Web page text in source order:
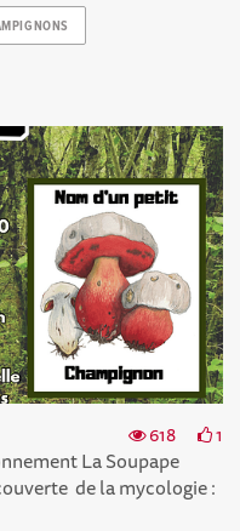
618 1
La Soupape
de la mycologie :